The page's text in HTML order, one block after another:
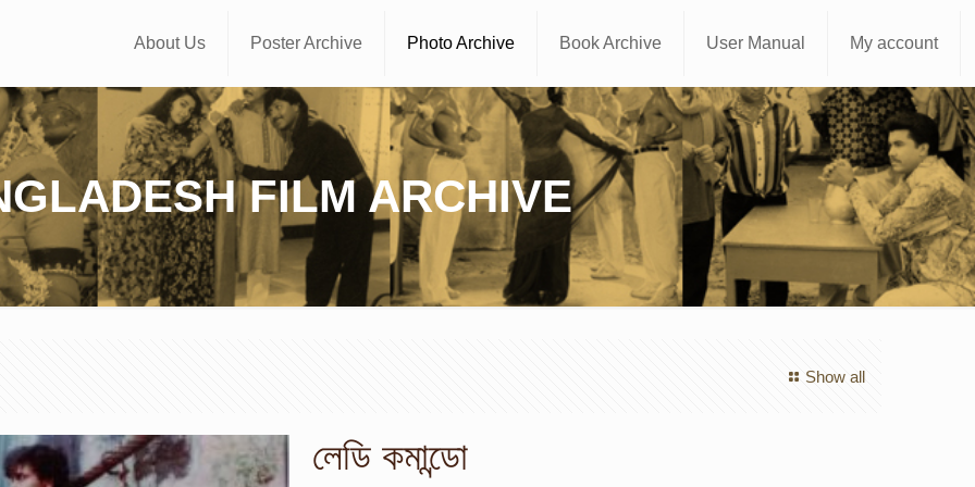
About Us Poster Archive Photo Archive Book Archive User Manual My account
FILM ARCHIVE
Show all
লেডি কমান্ডো